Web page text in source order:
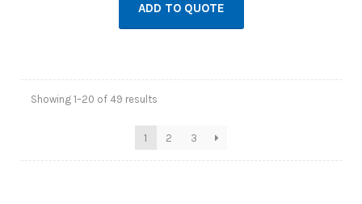
ADD TO QUOTE
Showing 1–20 of 49 results
1 2 3